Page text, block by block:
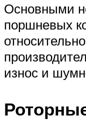
Основными
поршневых
износ и